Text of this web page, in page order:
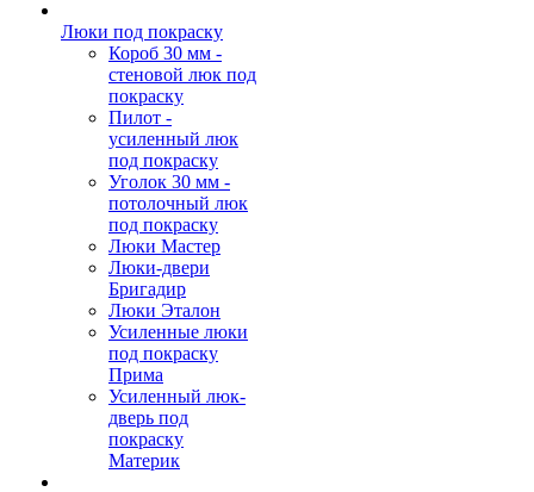
Люки под покраску
Короб 30 мм -
стеновой люк под
покраску
Пилот -
усиленный люк
под покраску
Уголок 30 мм -
потолочный люк
под покраску
Люки Мастер
Люки-двери
Бригадир
Люки Эталон
Усиленные люки
под покраску
Прима
Усиленный люк-
дверь под
покраску
Материк